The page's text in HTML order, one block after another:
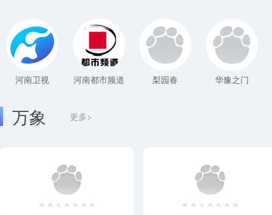
河南卫视 河南都市频道 梨园春 华豫之门
更多>
万象